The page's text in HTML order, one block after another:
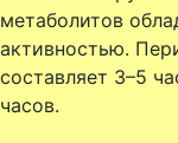
метаболитов
активностью.
составляет 3–5
часов.